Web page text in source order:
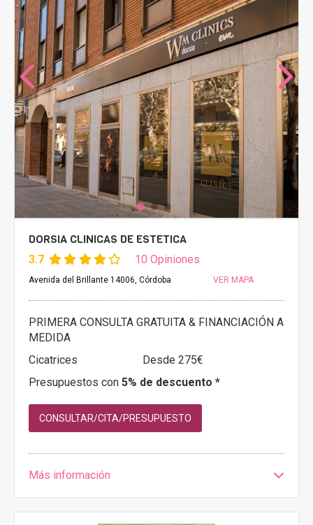
DORSIA CLINICAS DE ESTETICA
3.7 10 Opiniones
Avenida del Brillante 14006, Córdoba VER MAPA
PRIMERA CONSULTA GRATUITA & FINANCIACIÓN A
MEDIDA
Cicatrices
Desde 275€
Presupuestos con 5% de descuento *
CONSULTAR/CITA/PRESUPUESTO
Más información